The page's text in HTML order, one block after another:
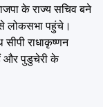
के राज्य सचिव बने
लोकसभा पहुंचे।
राधाकृष्णन
और पुडुचेरी के